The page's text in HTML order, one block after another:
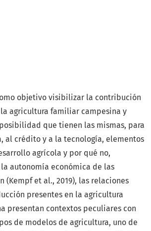
objetivo visibilizar la contribución
agricultura familiar campesina y
que tienen las mismas, para
al crédito y a la tecnología, elementos
agrícola y por qué no,
autonomía económica de las
(Kempf et al., 2019), las relaciones
presentes en la agricultura
presentan contextos peculiares con
de modelos de agricultura, uno de